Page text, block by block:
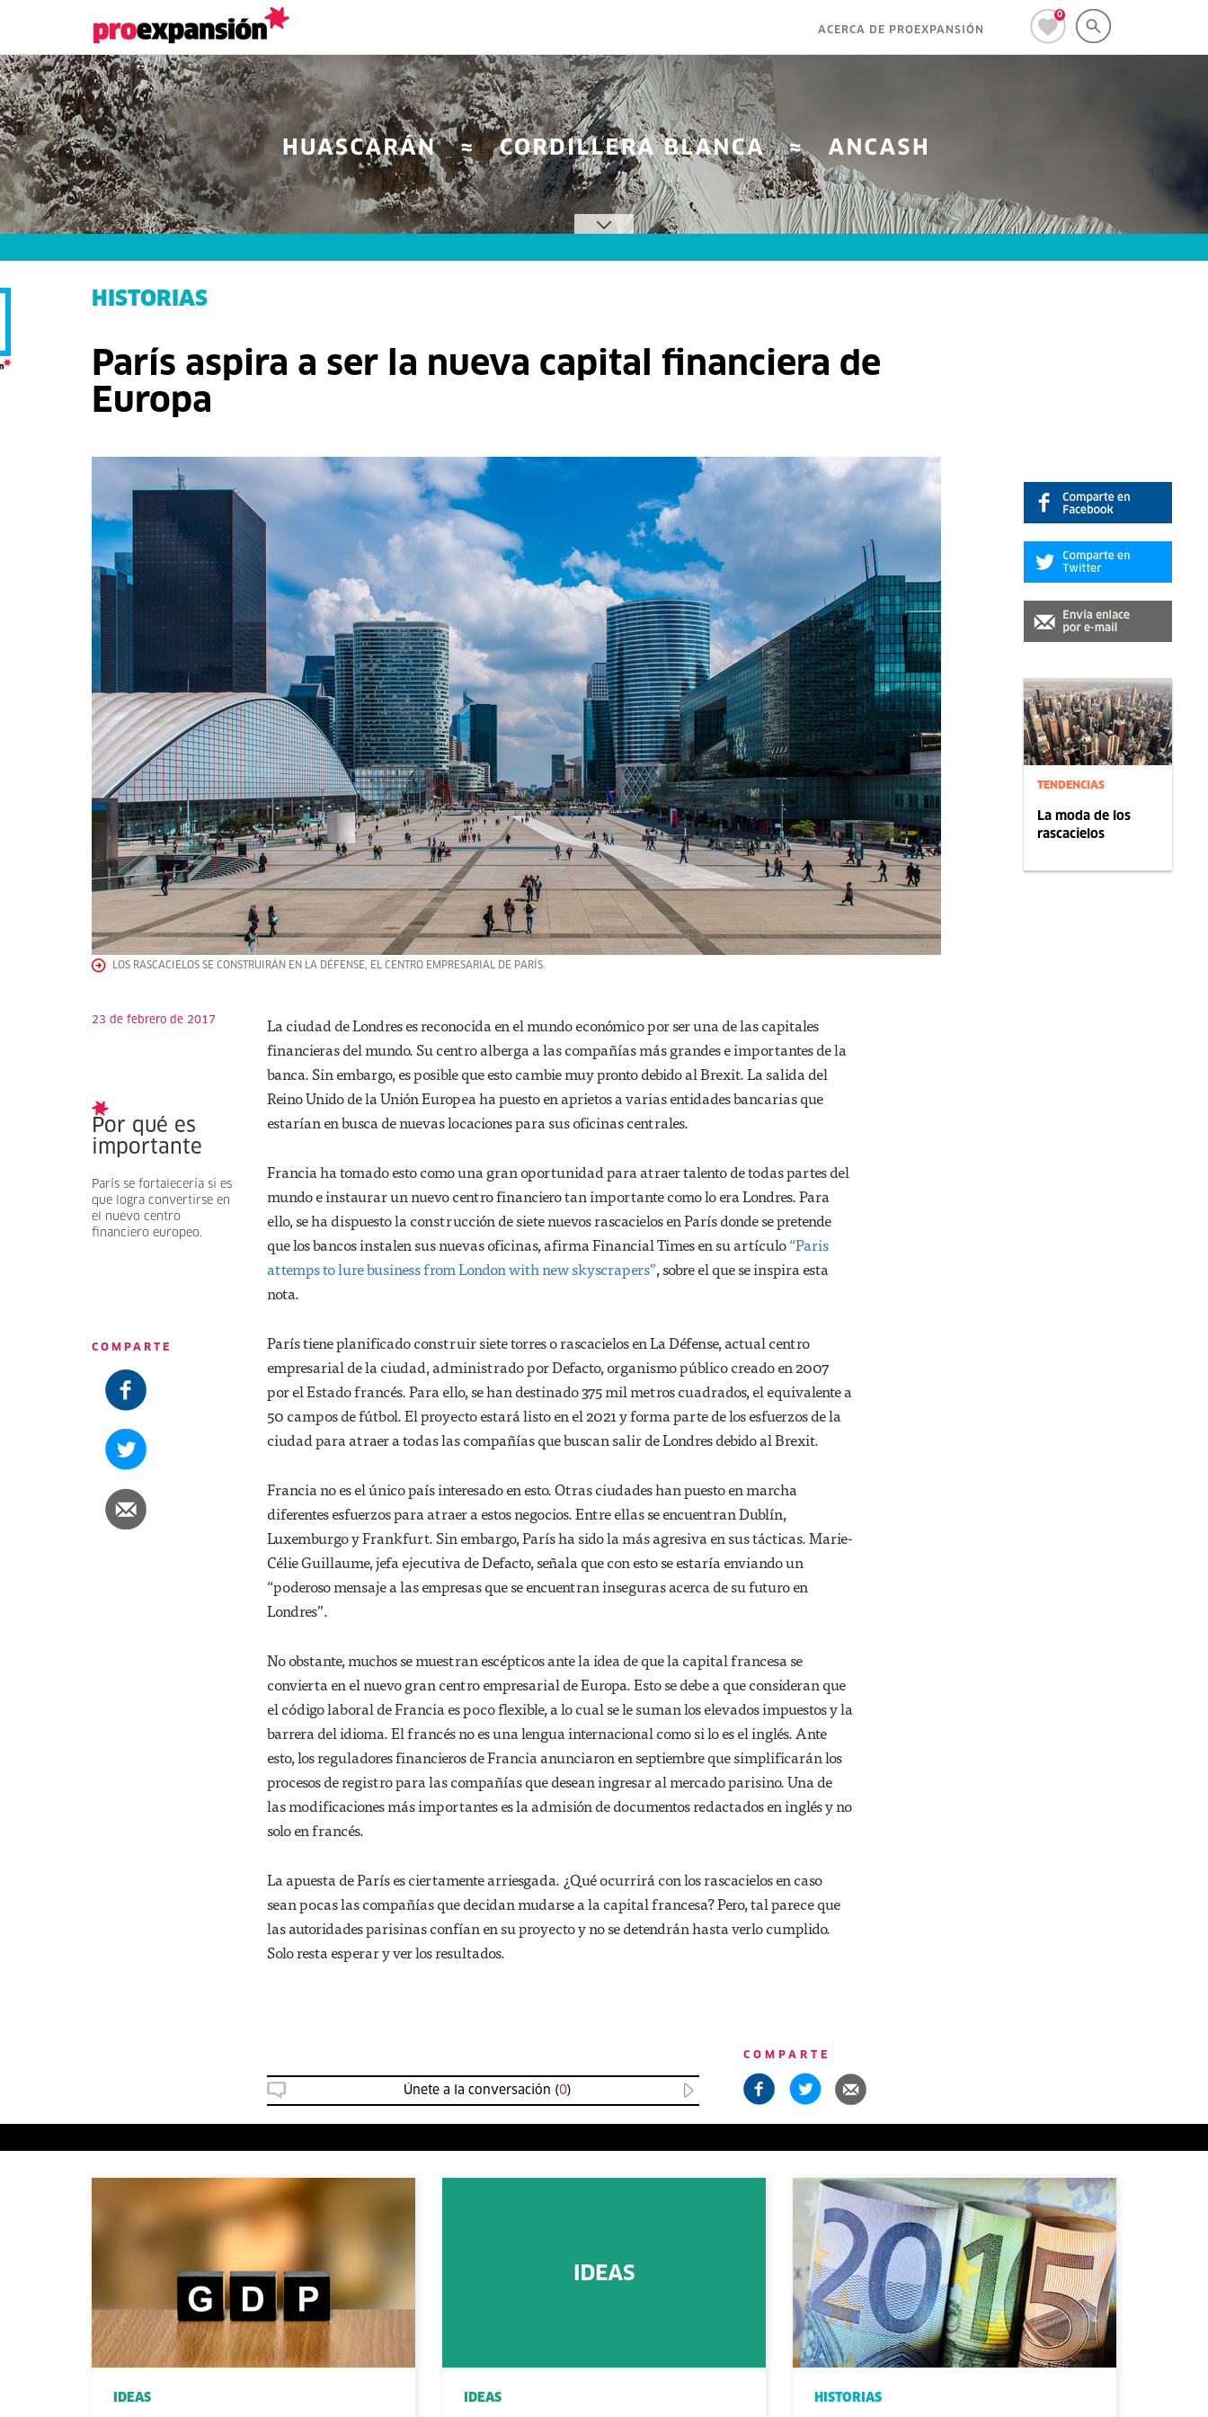
0
ACERCA DE PROEXPANSIÓN
TENDENCIAS
La moda de los
rascacielos
HISTORIAS
París aspira a ser la nueva capital financiera de
Europa
LOS RASCACIELOS SE CONSTRUIRÁN EN LA DÉFENSE, EL CENTRO EMPRESARIAL DE PARÍS.
23 de febrero de 2017
Por qué es
importante
París se fortalecería si es
que logra convertirse en
el nuevo centro
financiero europeo.
COMPARTE
La ciudad de Londres es reconocida en el mundo económico por ser una de las capitales
financieras del mundo. Su centro alberga a las compañías más grandes e importantes de la
banca. Sin embargo, es posible que esto cambie muy pronto debido al Brexit. La salida del
Reino Unido de la Unión Europea ha puesto en aprietos a varias entidades bancarias que
estarían en busca de nuevas locaciones para sus oficinas centrales.
Francia ha tomado esto como una gran oportunidad para atraer talento de todas partes del
mundo e instaurar un nuevo centro financiero tan importante como lo era Londres. Para
ello, se ha dispuesto la construcción de siete nuevos rascacielos en París donde se pretende
que los bancos instalen sus nuevas oficinas, afirma Financial Times en su artículo“Paris
attemps to lure business from London with new skyscrapers”, sobre el que se inspira esta
nota.
París tiene planificado construir siete torres o rascacielos en La Défense, actual centro
empresarial de la ciudad, administrado por Defacto, organismo público creado en 2007
por el Estado francés. Para ello, se han destinado 375 mil metros cuadrados, el equivalente a
50 campos de fútbol. El proyecto estará listo en el 2021 y forma parte de los esfuerzos de la
ciudad para atraer a todas las compañías que buscan salir de Londres debido al Brexit.
Francia no es el único país interesado en esto. Otras ciudades han puesto en marcha
diferentes esfuerzos para atraer a estos negocios. Entre ellas se encuentran Dublín,
Luxemburgo y Frankfurt. Sin embargo, París ha sido la más agresiva en sus tácticas. Marie-
Célie Guillaume, jefa ejecutiva de Defacto, señala que con esto se estaría enviando un
“poderoso mensaje a las empresas que se encuentran inseguras acerca de su futuro en
Londres”.
No obstante, muchos se muestran escépticos ante la idea de que la capital francesa se
convierta en el nuevo gran centro empresarial de Europa. Esto se debe a que consideran que
el código laboral de Francia es poco flexible, a lo cual se le suman los elevados impuestos y la
barrera del idioma. El francés no es una lengua internacional como si lo es el inglés. Ante
esto, los reguladores financieros de Francia anunciaron en septiembre que simplificarán los
procesos de registro para las compañías que desean ingresar al mercado parisino. Una de
las modificaciones más importantes es la admisión de documentos redactados en inglés y no
solo en francés.
La apuesta de París es ciertamente arriesgada. ¿Qué ocurrirá con los rascacielos en caso
sean pocas las compañías que decidan mudarse a la capital francesa? Pero, tal parece que
las autoridades parisinas confían en su proyecto y no se detendrán hasta verlo cumplido.
Solo resta esperar y ver los resultados.
Únete a la conversación (0)
COMPARTE
IDEAS IDEAS HISTORIAS